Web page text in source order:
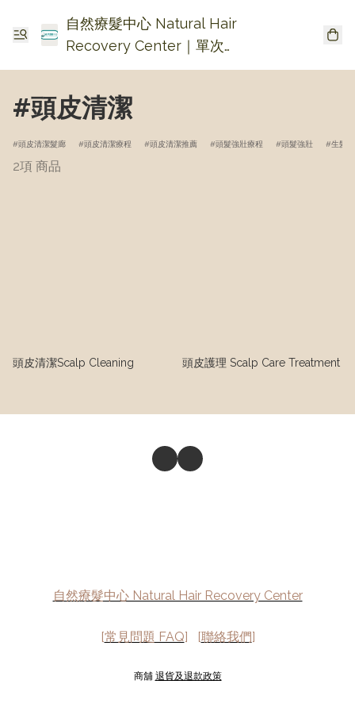
自然療髮中心 Natural Hair
Recovery Center｜單次收
費生髮・頭皮頭瘡護理
#頭皮清潔
頭皮清潔髮廊 頭皮清潔療程 頭皮清潔推薦 頭髮強壯療程 頭髮強壯 生髮
2項 商品
頭皮清潔Scalp Cleaning 頭皮護理 Scalp Care Treatment
自然療髮中心 Natural Hair Recovery Center
[常見問題 FAQ] [聯絡我們]
商舖 退貨及退款政策